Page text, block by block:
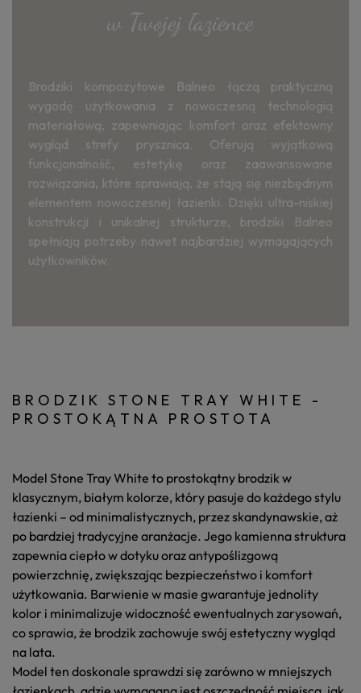
w Twojej łazience
Brodziki kompozytowe Balneo łączą praktyczną
wygodę użytkowania z nowoczesną technologią
materiałową, zapewniając komfort oraz efektowny
wygląd strefy prysznica. Oferują wyjątkową
funkcjonalność, estetykę oraz zaawansowane
rozwiązania, które sprawiają, że stają się niezbędnym
elementem nowoczesnej łazienki. Dzięki ultra-niskiej
konstrukcji i unikalnej strukturze, brodziki Balneo
spełniają potrzeby nawet najbardziej wymagających
użytkowników.
BRODZIK STONE TRAY WHITE -
PROSTOKĄTNA PROSTOTA
Model Stone Tray White to prostokątny brodzik w
klasycznym, białym kolorze, który pasuje do każdego stylu
łazienki – od minimalistycznych, przez skandynawskie, aż
po bardziej tradycyjne aranżacje. Jego kamienna struktura
zapewnia ciepło w dotyku oraz antypoślizgową
powierzchnię, zwiększając bezpieczeństwo i komfort
użytkowania. Barwienie w masie gwarantuje jednolity
kolor i minimalizuje widoczność ewentualnych zarysowań,
co sprawia, że brodzik zachowuje swój estetyczny wygląd
na lata.
Model ten doskonale sprawdzi się zarówno w mniejszych